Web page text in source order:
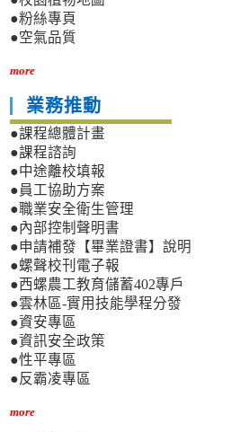
●粉絲專頁
●空氣品質
more
業務推動
●課程總體計畫
●課程諮詢
●中途離校填報
●員工協助方案
●職業安全衛生管理
●內部控制聲明書
●申請補發【畢業證書】說明
●螺聲校刊電子報
●西螺農工教育儲蓄402專戶
●雲林區-實用技能學程分發
●資安專區
●資訊安全政策
●性平專區
●反霸凌專區
more